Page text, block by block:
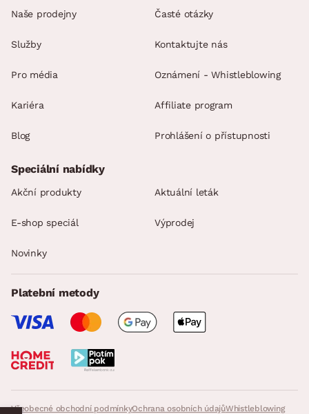
Naše prodejny
Služby
Pro média
Kariéra
Blog
Časté otázky
Kontaktujte nás
Oznámení - Whistleblowing
Affiliate program
Prohlášení o přístupnosti
Všeobecné obchodní podmínkyOchrana osobních údajůWhistleblowing
Speciální nabídky
Akční produkty Aktuální leták
E-shop speciál Výprodej
Novinky
Platební metody